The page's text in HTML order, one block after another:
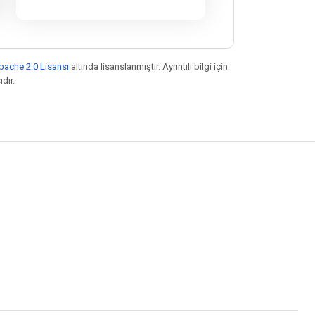
2.0 Lisansı altında lisanslanmıştır. Ayrıntılı bilgi için